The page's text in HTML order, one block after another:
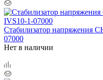
Стабилизатор напряжения
07000
Нет в наличии